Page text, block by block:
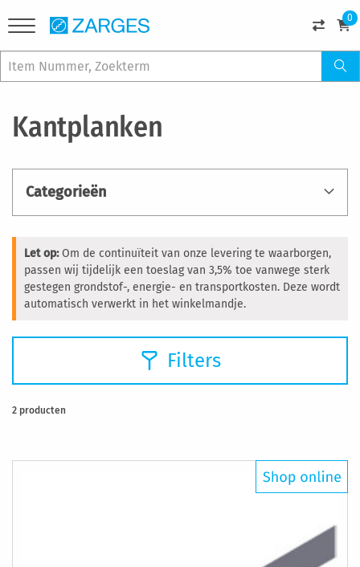
0
Kantplanken
Let op:Om de continuïteit van onze levering te waarborgen,
passen wij tijdelijk een toeslag van 3,5% toe vanwege sterk
gestegen grondstof-, energie- en transportkosten. Deze wordt
automatisch verwerkt in het winkelmandje.
Filters
2 producten
Categorieën